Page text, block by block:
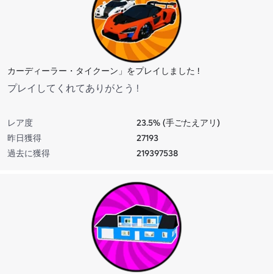
カーディーラー・タイクーン」をプレイしました !
プレイしてくれてありがとう !
レア度
23.5% (手ごたえアリ)
昨日獲得
27193
過去に獲得
219397538